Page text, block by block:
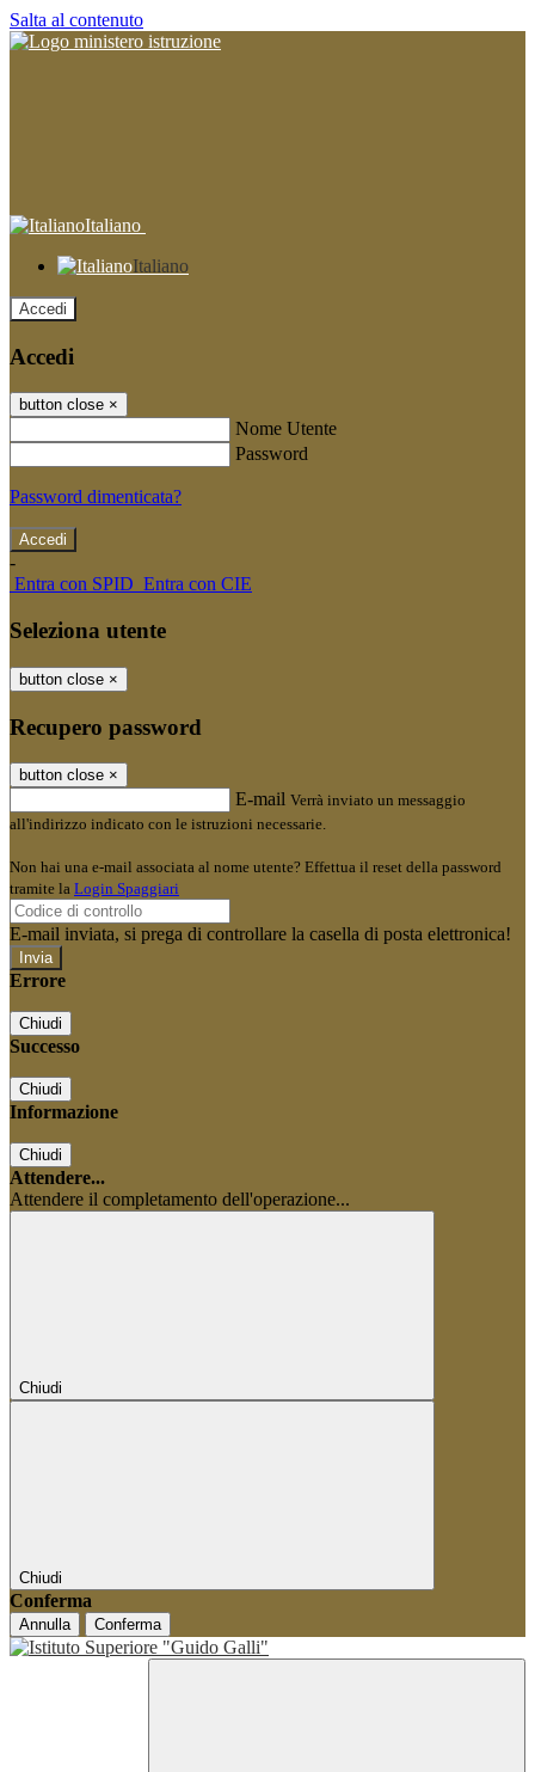
Salta al contenuto
Italiano
Italiano
Accedi
Accedi
button close ×
Nome Utente
Password
Password dimenticata?
-
Entra con SPID Entra con CIE
Seleziona utente
button close ×
Recupero password
button close ×
E-mail Verrà inviato un messaggio
all'indirizzo indicato con le istruzioni necessarie.
Non hai una e-mail associata al nome utente? Effettua il reset della password
tramite la Login Spaggiari
E-mail inviata, si prega di controllare la casella di posta elettronica!
Errore
Chiudi
Successo
Chiudi
Informazione
Chiudi
Attendere...
Attendere il completamento dell'operazione...
Chiudi
Chiudi
Conferma
Annulla Conferma